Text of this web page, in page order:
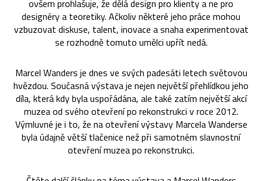
ovšem prohlašuje, že dělá design pro klienty a ne pro
designéry a teoretiky. Ačkoliv některé jeho práce mohou
vzbuzovat diskuse, talent, inovace a snaha experimentovat
se rozhodně tomuto umělci upřít nedá.
Marcel Wanders je dnes ve svých padesáti letech světovou
hvězdou. Současná výstava je nejen největší přehlídkou jeho
díla, která kdy byla uspořádána, ale také zatím největší akcí
muzea od svého otevření po rekonstrukci v roce 2012.
Výmluvné je i to, že na otevření výstavy Marcela Wanderse
byla údajně větší tlačenice než při samotném slavnostní
otevření muzea po rekonstrukci.